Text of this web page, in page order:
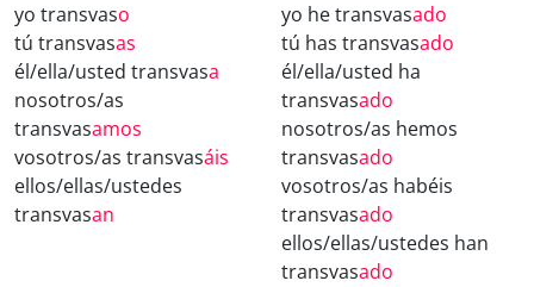
yo transvaso
tú transvasas
él/ella/usted transvasa
nosotros/as
transvasamos
vosotros/as transvasáis
ellos/ellas/ustedes
transvasan
yo he transvasado
tú has transvasado
él/ella/usted ha
transvasado
nosotros/as hemos
transvasado
vosotros/as habéis
transvasado
ellos/ellas/ustedes han
transvasado